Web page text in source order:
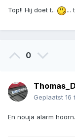
Top!! Hij doet t.. ...
0
Thomas_D
Geplaatst 16
En nouja alarm